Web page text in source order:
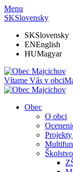
Menu
SKSlovensky
SKSlovensky
ENEnglish
HUMagyar
Vítame Vás v obci
Obec
O obci
Školstvo